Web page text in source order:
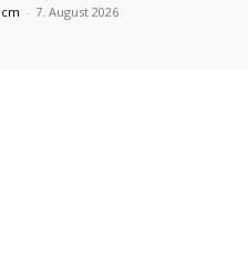
cm - 7. August 2026